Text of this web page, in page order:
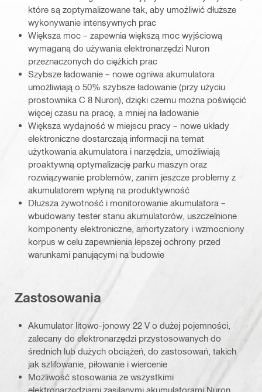
które są zoptymalizowane tak, aby umożliwić dłuższe
wykonywanie intensywnych prac
Większa moc – zapewnia większą moc wyjściową
wymaganą do używania elektronarzędzi Nuron
przeznaczonych do ciężkich prac
Szybsze ładowanie – nowe ogniwa akumulatora
umożliwiają o 50% szybsze ładowanie (przy użyciu
prostownika C 8 Nuron), dzięki czemu można poświęcić
więcej czasu na pracę, a mniej na ładowanie
Większa wydajność w miejscu pracy – nowe układy
elektroniczne dostarczają informacji na temat
użytkowania akumulatora i narzędzia, umożliwiają
proaktywną optymalizację parku maszyn oraz
rozwiązywanie problemów, zanim jeszcze problemy z
akumulatorem wpłyną na produktywność
Dłuższa żywotność i monitorowanie akumulatora –
wbudowany tester stanu akumulatorów, uszczelnione
komponenty elektroniczne, amortyzatory i wzmocniony
korpus w celu zapewnienia lepszej ochrony przed
warunkami panującymi na budowie
Zastosowania
Akumulator litowo-jonowy 22 V o dużej pojemności,
zalecany do elektronarzędzi przystosowanych do
średnich lub dużych obciążeń, do zastosowań, takich
jak szlifowanie, piłowanie i wiercenie
Możliwość stosowania ze wszystkimi
elektronarzędziami zasilanymi akumulatorami Nuron